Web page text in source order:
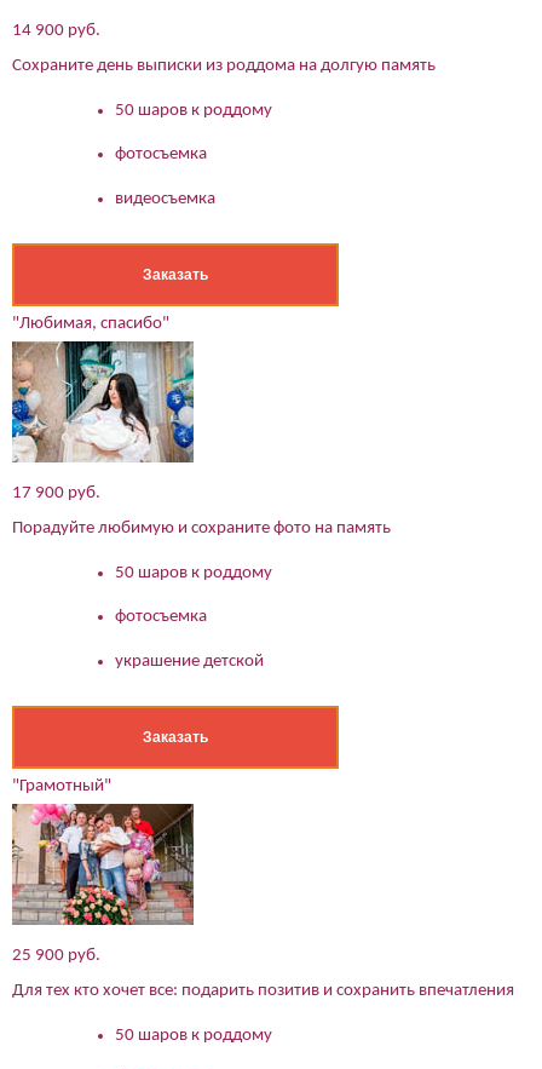
Имя мужа:*
14 900 руб.
Сохраните день выписки из роддома на долгую память
50 шаров к роддому
фотосъемка
видеосъемка
Заказать
"Любимая, спасибо"
17 900 руб.
Порадуйте любимую и сохраните фото на память
50 шаров к роддому
фотосъемка
украшение детской
Заказать
"Грамотный"
25 900 руб.
Для тех кто хочет все: подарить позитив и сохранить впечатления
50 шаров к роддому